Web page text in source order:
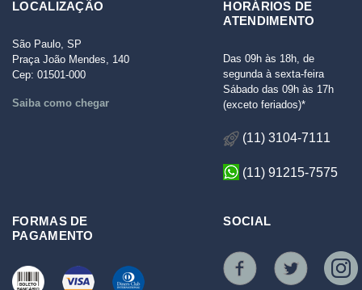
LOCALIZAÇÃO
São Paulo, SP
Praça João Mendes, 140
Cep: 01501-000
Saiba como chegar
HORÁRIOS DE
ATENDIMENTO
Das 09h às 18h, de
segunda à sexta-feira
Sábado das 09h às 17h
(exceto feriados)*
(11) 3104-7111
(11) 91215-7575
FORMAS DE
PAGAMENTO
SOCIAL